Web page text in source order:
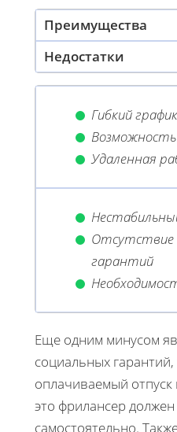
Преимущества
Недостатки
Гибкий график
Удаленная
Отсутствие
гарантий
Еще одним минусом
социальных гарантий,
оплачиваемый
это фрилансер
самостоятельно.